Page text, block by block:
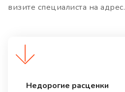
визите специалиста на адрес.
Недорогие расценки